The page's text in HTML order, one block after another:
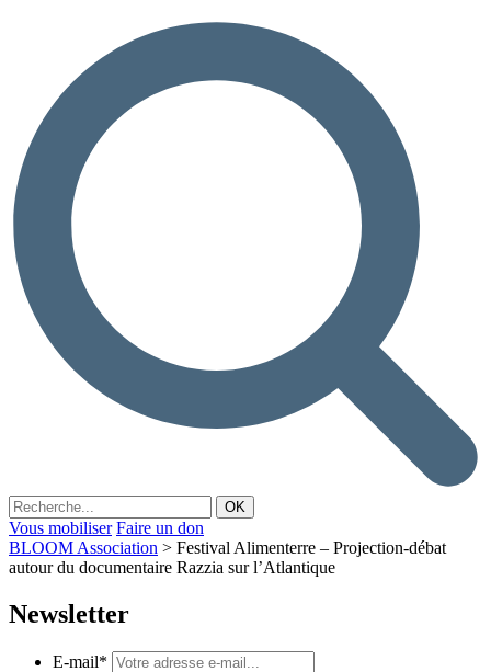
Vous mobiliser Faire un don
BLOOM Association > Festival Alimenterre – Projection-débat
autour du documentaire Razzia sur l’Atlantique
Newsletter
E-mail*